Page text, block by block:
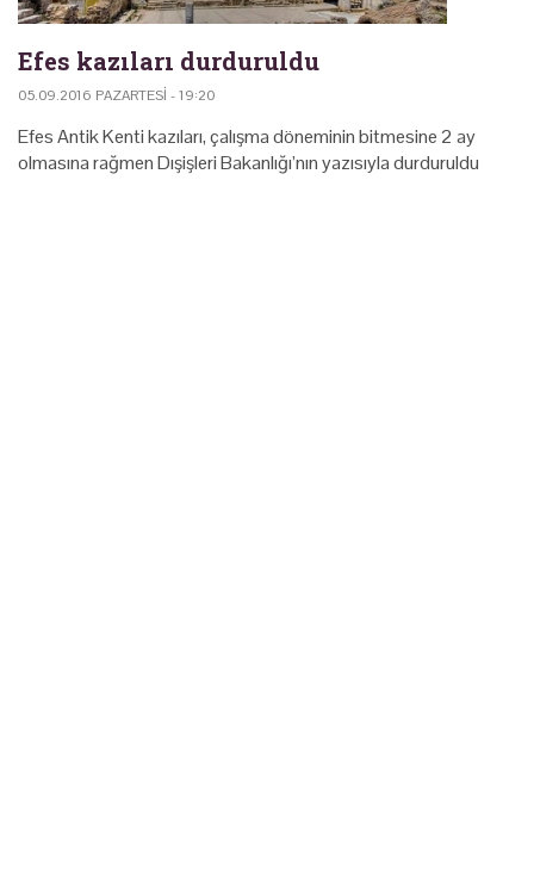
Efes kazıları durduruldu
05.09.2016 PAZARTESI - 19:20
Efes Antik Kenti kazıları, çalışma döneminin bitmesine 2 ay
olmasına rağmen Dışişleri Bakanlığı’nın yazısıyla durduruldu